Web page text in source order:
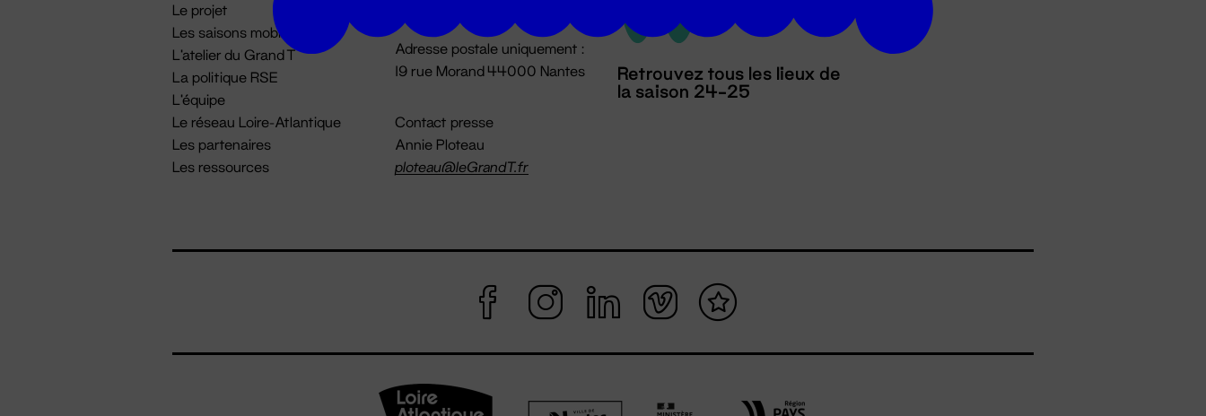
Le projet
Les saisons mobiles
L'atelier du Grand T
La politique RSE
L'équipe
Le réseau Loire-Atlantique
Les partenaires
Les ressources
Adresse postale uniquement :
19 rue Morand 44000 Nantes
Contact presse
Annie Ploteau
ploteau@leGrandT.fr
Retrouvez tous les lieux de
la saison 24-25